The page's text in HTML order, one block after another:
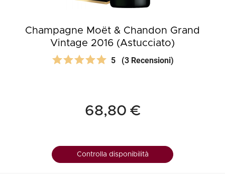
Champagne Moët & Chandon Grand
Vintage 2016 (Astucciato)
5 (3 Recensioni)
68,80 €
Controlla disponibilità